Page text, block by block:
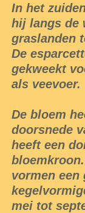
In het
hij langs de
graslanden
De
gekweekt
als veevoer.
De bloem
doorsnede
heeft een
vormen een
mei tot